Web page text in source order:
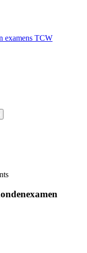
examens TCW